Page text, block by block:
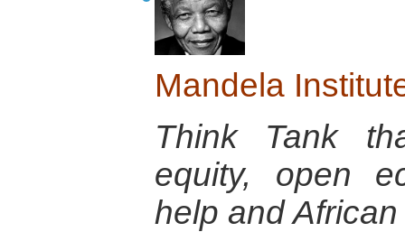
Mandela
Think Tank
equity, open
help and African